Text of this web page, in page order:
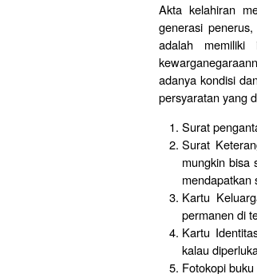
Akta kelahiran
generasi
adalah memiliki
adanya kondisi
persyaratan yang
Surat
Surat
mungkin bisa
mendapatkan
Kartu
permanen di
Kartu
kalau
Fotokopi